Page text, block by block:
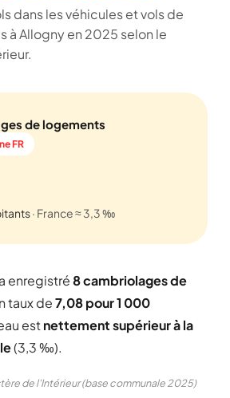
dans les véhicules et vols de
à Allogny en 2025 selon le
de logements
FR
· France ≈ 3,3 ‰
enregistré8 cambriolages de
taux de7,08 pour 1 000
estnettement supérieur à la
(3,3 ‰).
de l'Intérieur (base communale 2025)